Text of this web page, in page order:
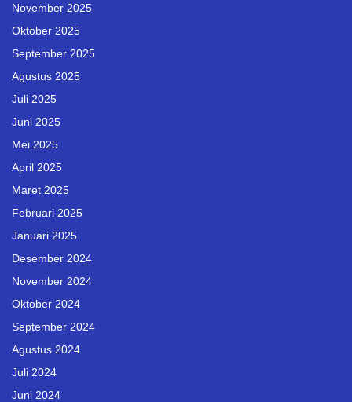
November 2025
Oktober 2025
September 2025
Agustus 2025
Juli 2025
Juni 2025
Mei 2025
April 2025
Maret 2025
Februari 2025
Januari 2025
Desember 2024
November 2024
Oktober 2024
September 2024
Agustus 2024
Juli 2024
Juni 2024